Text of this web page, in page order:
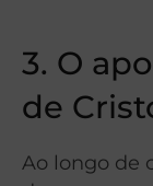
3. O
de
Ao longo de